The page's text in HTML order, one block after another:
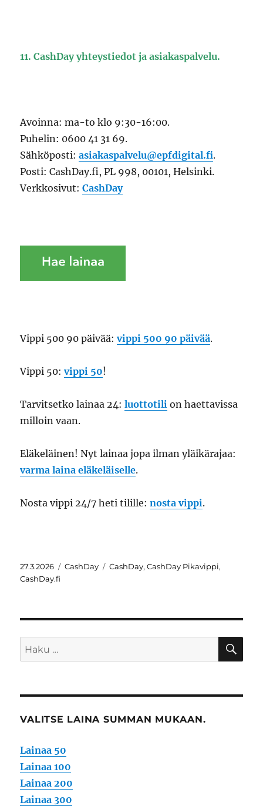
11. CashDay yhteystiedot ja asiakaspalvelu.
Avoinna: ma-to klo 9:30-16:00.
Puhelin: 0600 41 31 69.
Sähköposti:asiakaspalvelu@epfdigital.fi.
Posti: CashDay.fi, PL 998, 00101, Helsinki.
Verkkosivut:CashDay
Vippi 500 90 päivää:vippi 500 90 päivää.
Vippi 50:vippi 50!
Tarvitsetko lainaa 24:luottotili on haettavissa
milloin vaan.
Eläkeläinen! Nyt lainaa jopa ilman yläikärajaa:
varma laina eläkeläiselle.
Nosta vippi 24/7 heti tilille:nosta vippi.
Julkaistu
27.3.2026 Kategoriat
CashDay Avainsanat
CashDay,CashDay Pikavippi,
CashDay.fi
Etsi:
VALITSE LAINA SUMMAN MUKAAN.
Lainaa 50
Lainaa 100
Lainaa 200
Lainaa 300